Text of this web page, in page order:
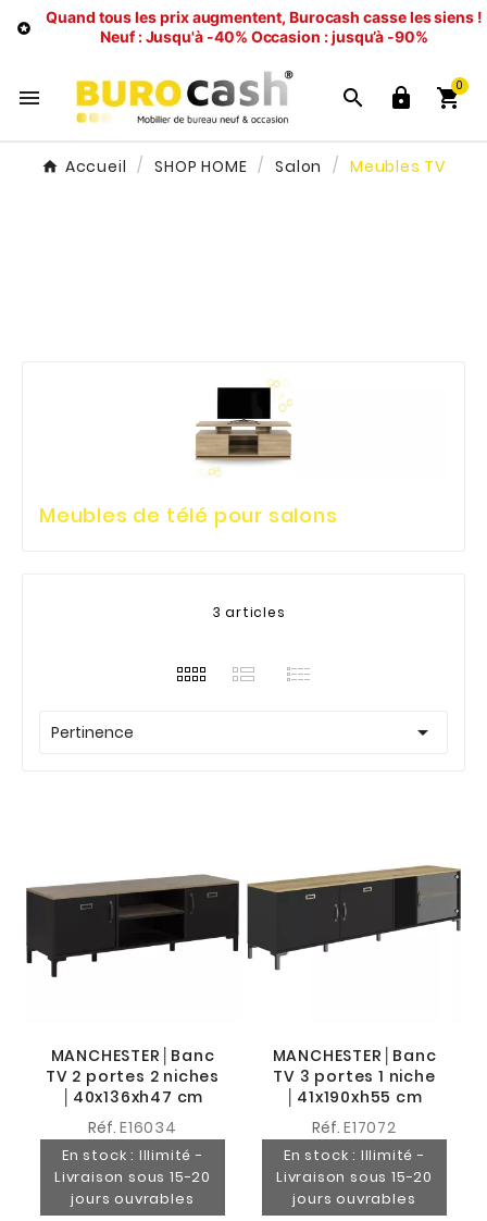

Quand tous les prix augmentent, Burocash casse les siens !
Neuf : Jusqu'à -40% Occasion : jusqu’à -90%
   
0
Accueil SHOP HOME Salon Meubles TV
Meubles de télé pour salons
3 articles
Pertinence 
MANCHESTER│Banc
TV 2 portes 2 niches
│40x136xh47 cm
Réf.E16034
En stock : Illimité -
Livraison sous 15-20
jours ouvrables
MANCHESTER│Banc
TV 3 portes 1 niche
│41x190xh55 cm
Réf.E17072
En stock : Illimité -
Livraison sous 15-20
jours ouvrables